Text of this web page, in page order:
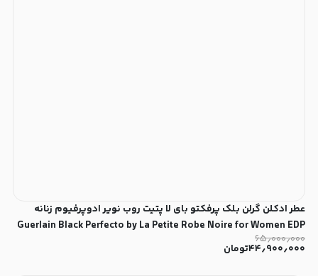
عطر ادکلن گرلن بلک پرفکتو بای لا پتیت روب نویر ادوپرفیوم زنانه
Guerlain Black Perfecto by La Petite Robe Noire for Women EDP
۶۵٫۰۰۰٫۰۰۰
۴۴٫۹۰۰٫۰۰۰تومان